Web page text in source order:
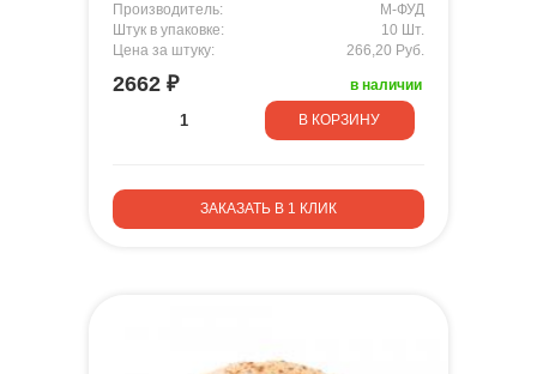
Производитель:
М-ФУД
Штук в упаковке:
10 Шт.
Цена за штуку:
266,20 Руб.
2662 ₽ в наличии
В КОРЗИНУ
ЗАКАЗАТЬ В 1 КЛИК